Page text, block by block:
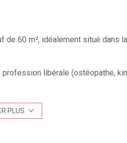
de 60 m², idéalement situé dans
libérale (ostéopathe,
de l'A7. Une ligne de bus passe
PLUS